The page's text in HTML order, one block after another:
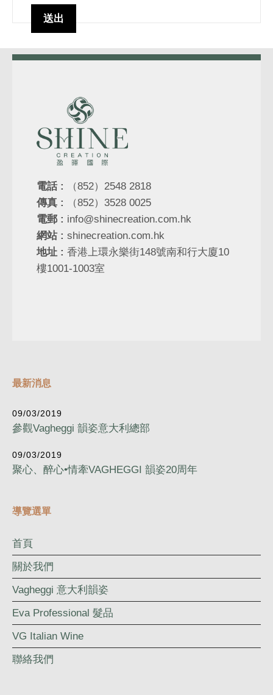
電話 :
（852）2548 2818
傳真 :
（852）3528 0025
電郵 : info@shinecreation.com.hk
網站 : shinecreation.com.hk
地址 : 香港上環永樂街148號南和行大廈10
樓1001-1003室
最新消息
09/03/2019
參觀Vagheggi 韻姿意大利總部
09/03/2019
聚心、醉心•情牽VAGHEGGI 韻姿20周年
導覽選單
首頁
關於我們
Vagheggi 意大利韻姿
Eva Professional 髮品
VG Italian Wine
聯絡我們